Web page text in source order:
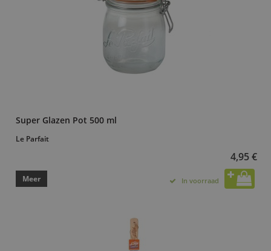
Super Glazen Pot 500 ml
Le Parfait
4,95 €
Meer In voorraad